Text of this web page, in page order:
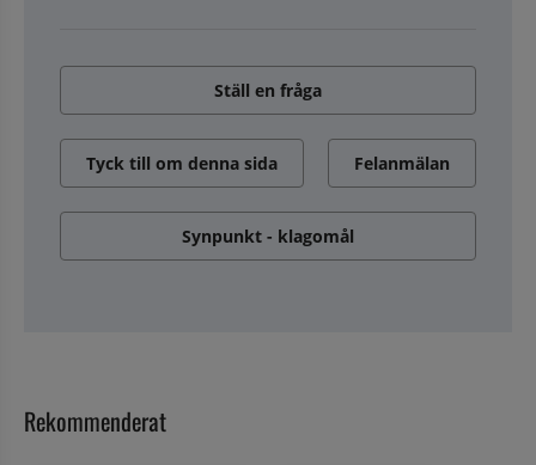
Ställ en fråga
Tyck till om denna sida Felanmälan
Synpunkt - klagomål
Rekommenderat